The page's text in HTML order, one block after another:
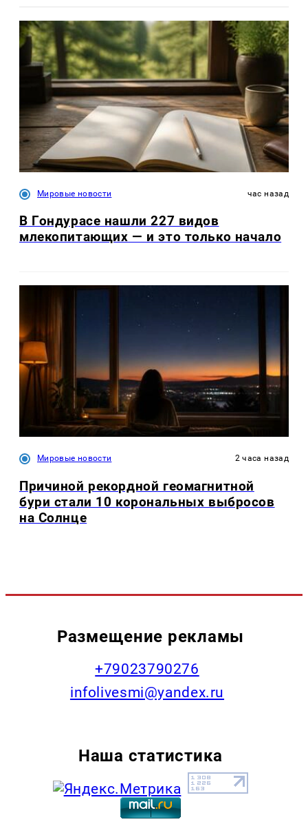
Мировые новости час назад
В Гондурасе нашли 227 видов
млекопитающих — и это только начало
Мировые новости 2 часа назад
Причиной рекордной геомагнитной
бури стали 10 корональных выбросов
на Солнце
Размещение рекламы
+79023790276
infolivesmi@yandex.ru
Наша статистика